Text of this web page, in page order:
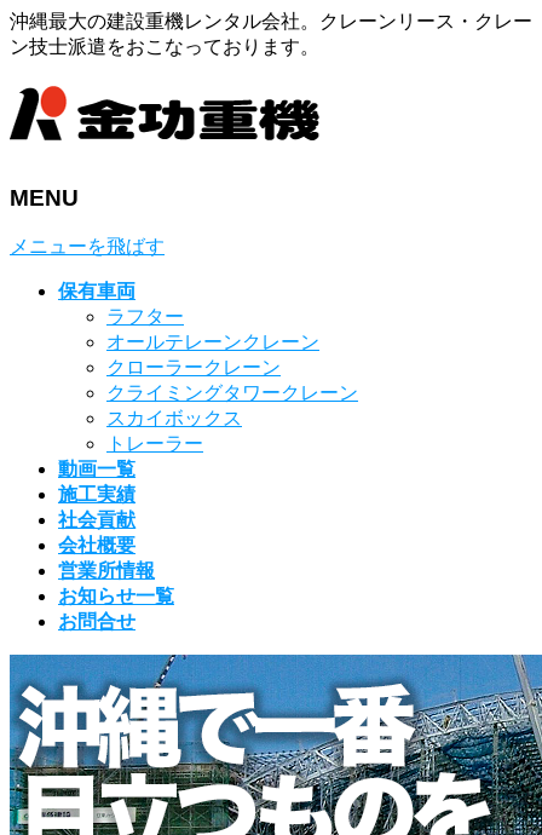
沖縄最大の建設重機レンタル会社。クレーンリース・クレー
ン技士派遣をおこなっております。
MENU
メニューを飛ばす
保有車両
ラフター
オールテレーンクレーン
クローラークレーン
クライミングタワークレーン
スカイボックス
トレーラー
動画一覧
施工実績
社会貢献
会社概要
営業所情報
お知らせ一覧
お問合せ